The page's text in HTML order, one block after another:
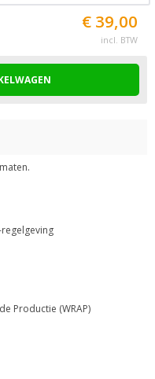
€ 39,00
incl. BTW
Productie (WRAP)